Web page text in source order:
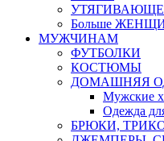
Больше
МУЖЧИНАМ
ФУТБОЛКИ
КОСТЮМЫ
ДОМАШНЯЯ
Мужские
Одежда
БРЮКИ,